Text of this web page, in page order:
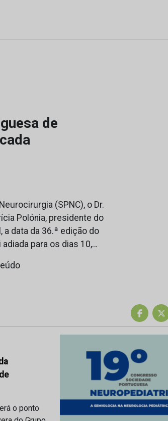
de
(SPNC), o Dr.
Polónia, presidente do
data da 36.ª edição do
para os dias 10,…
o ponto